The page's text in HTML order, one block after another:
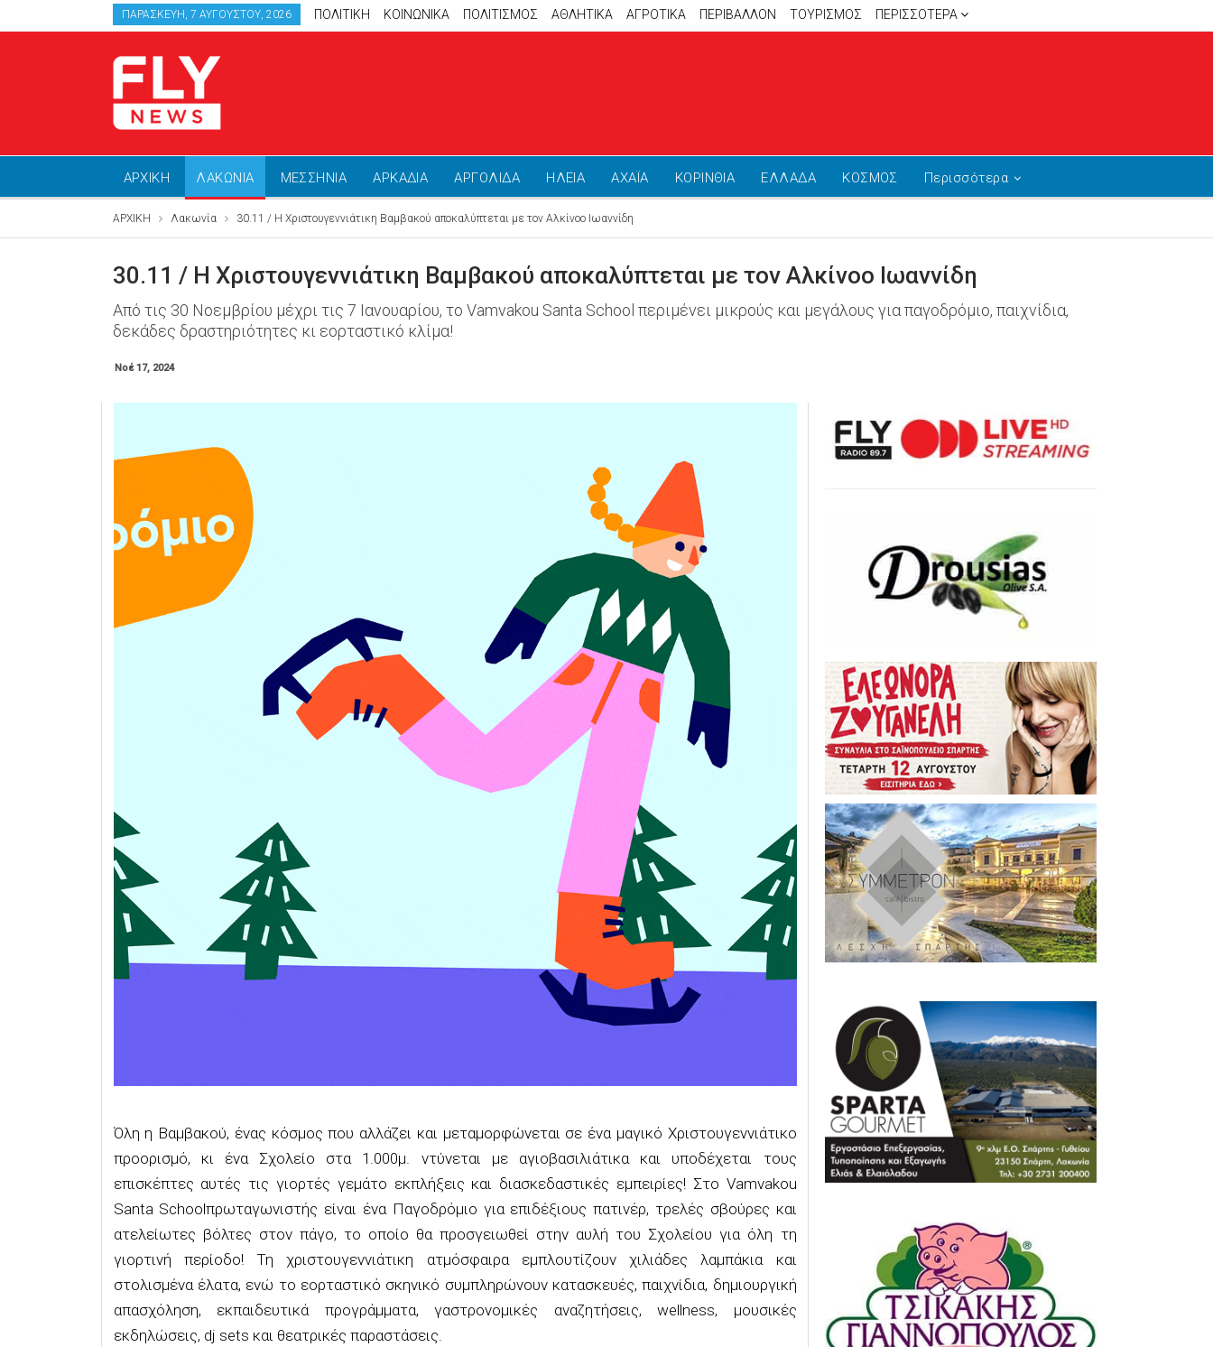
ΠΑΡΑΣΚΕΥΉ, 7 ΑΥΓΟΎΣΤΟΥ, 2026 ΠΟΛΙΤΙΚΗ ΚΟΙΝΩΝΙΚΑ ΠΟΛΙΤΙΣΜΟΣ ΑΘΛΗΤΙΚΆ ΑΓΡΟΤΙΚΑ ΠΕΡΙΒΑΛΛΟΝ ΤΟΥΡΙΣΜΟΣ ΠΕΡΙΣΣΌΤΕΡΑ
ΑΡΧΙΚΗ ΛΑΚΩΝΙΑ ΜΕΣΣΗΝΙΑ ΑΡΚΑΔΙΑ ΑΡΓΟΛΙΔΑ ΗΛΕΙΑ ΑΧΑΪΑ ΚΟΡΙΝΘΙΑ ΕΛΛΑΔΑ ΚΟΣΜΟΣ Περισσότερα
ΑΡΧΙΚΗ Λακωνία 30.11 / Η Χριστουγεννιάτικη Βαμβακού αποκαλύπτεται με τον Αλκίνοο Ιωαννίδη
30.11 / Η Χριστουγεννιάτικη Βαμβακού αποκαλύπτεται με τον Αλκίνοο Ιωαννίδη
Από τις 30 Νοεμβρίου μέχρι τις 7 Ιανουαρίου, το Vamvakou Santa School περιμένει μικρούς και μεγάλους για παγοδρόμιο, παιχνίδια,
δεκάδες δραστηριότητες κι εορταστικό κλίμα!
Νοέ 17, 2024
Όλη η Βαμβακού, ένας κόσμος που αλλάζει και μεταμορφώνεται σε ένα μαγικό Χριστουγεννιάτικο
προορισμό, κι ένα Σχολείο στα 1.000μ. ντύνεται με αγιοβασιλιάτικα
και υποδέχεται τους
επισκέπτες αυτές τις γιορτές γεμάτο εκπλήξεις και διασκεδαστικές εμπειρίες! Στο Vamvakou
Santa Schoolπρωταγωνιστής είναι ένα Παγοδρόμιο για επιδέξιους πατινέρ, τρελές σβούρες και
ατελείωτες βόλτες στον πάγο, το οποίο θα προσγειωθεί στην αυλή του Σχολείουγια όλη τη
γιορτινή περίοδο! Τη χριστουγεννιάτικη ατμόσφαιρα εμπλουτίζουν χιλιάδες λαμπάκια και
στολισμένα έλατα, ενώ το εορταστικό σκηνικό συμπληρώνουν κατασκευές,παιχνίδια, δημιουργική
απασχόληση, εκπαιδευτικά προγράμματα, γαστρονομικές αναζητήσεις, wellness, μουσικές
εκδηλώσεις, dj sets και θεατρικές παραστάσεις